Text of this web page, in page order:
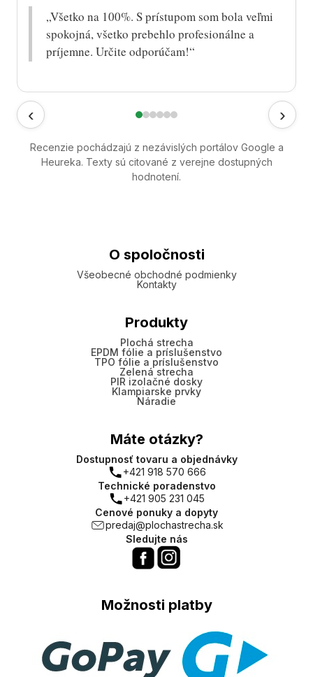
‹
„Všetko na 100%. S prístupom som bola veľmi
spokojná, všetko prebehlo profesionálne a
príjemne. Určite odporúčam!“
›
Recenzie pochádzajú z nezávislých portálov Google a
Heureka. Texty sú citované z verejne dostupných
hodnotení.
O spoločnosti
Všeobecné obchodné podmienky
Kontakty
Produkty
Plochá strecha
EPDM fólie a príslušenstvo
TPO fólie a príslušenstvo
Zelená strecha
PIR izolačné dosky
Klampiarske prvky
Náradie
Máte otázky?
Dostupnosť tovaru a objednávky
+421 918 570 666
Technické poradenstvo
+421 905 231 045
Cenové ponuky a dopyty
predaj@plochastrecha.sk
Sledujte nás
Možnosti platby